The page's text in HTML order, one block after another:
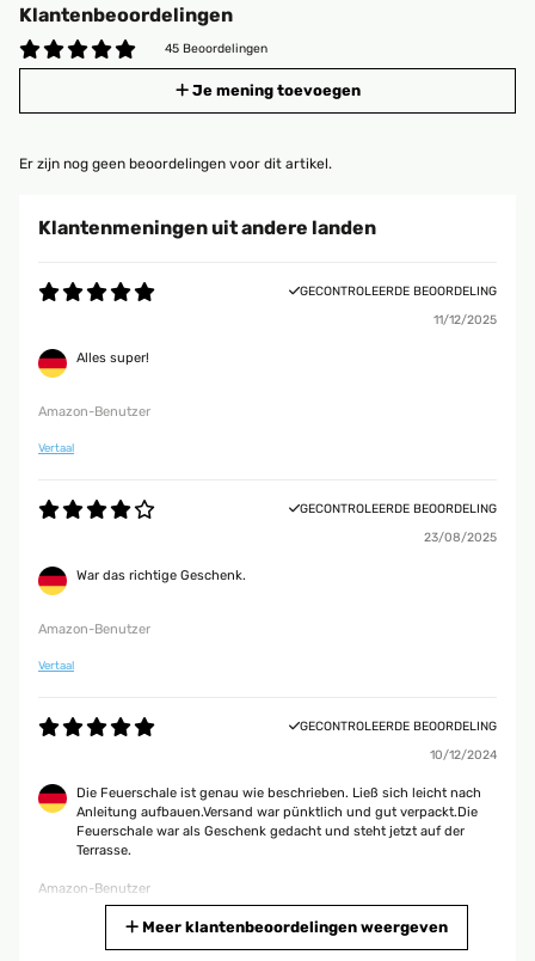
Klantenbeoordelingen
45 Beoordelingen
Je mening toevoegen
Er zijn nog geen beoordelingen voor dit artikel.
Klantenmeningen uit andere landen
GECONTROLEERDE BEOORDELING
11/12/2025
Alles super!
Amazon-Benutzer
Vertaal
GECONTROLEERDE BEOORDELING
23/08/2025
War das richtige Geschenk.
Amazon-Benutzer
Vertaal
GECONTROLEERDE BEOORDELING
10/12/2024
Die Feuerschale ist genau wie beschrieben. Ließ sich leicht nach
Anleitung aufbauen.Versand war pünktlich und gut verpackt.Die
Feuerschale war als Geschenk gedacht und steht jetzt auf der
Terrasse.
Amazon-Benutzer
Meer klantenbeoordelingen weergeven